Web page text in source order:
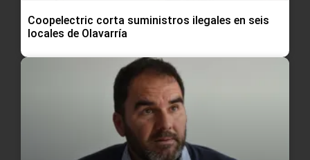
Coopelectric corta suministros ilegales en seis
locales de Olavarría